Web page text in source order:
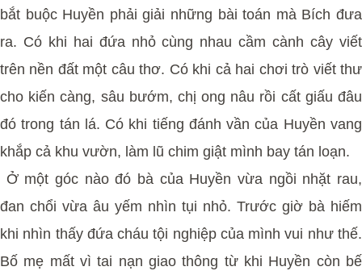
bắt buộc Huyền phải giải những bài toán mà Bích đưa
ra. Có khi hai đứa nhỏ cùng nhau cầm cành cây viết
trên nền đất một câu thơ. Có khi cả hai chơi trò viết thư
cho kiến càng, sâu bướm, chị ong nâu rồi cất giấu đâu
đó trong tán lá. Có khi tiếng đánh vần của Huyền vang
khắp cả khu vườn, làm lũ chim giật mình bay tán loạn.
Ở một góc nào đó bà của Huyền vừa ngồi nhặt rau,
đan chổi vừa âu yếm nhìn tụi nhỏ. Trước giờ bà hiếm
khi nhìn thấy đứa cháu tội nghiệp của mình vui như thế.
Bố mẹ mất vì tai nạn giao thông từ khi Huyền còn bế